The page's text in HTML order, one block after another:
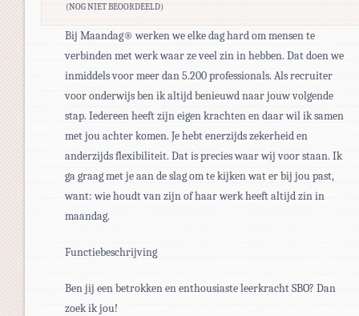
(NOG NIET BEOORDEELD)
Bij Maandag® werken we elke dag hard om mensen te
verbinden met werk waar ze veel zin in hebben. Dat doen we
inmiddels voor meer dan 5.200 professionals. Als recruiter
voor onderwijs ben ik altijd benieuwd naar jouw volgende
stap. Iedereen heeft zijn eigen krachten en daar wil ik samen
met jou achter komen. Je hebt enerzijds zekerheid en
anderzijds flexibiliteit. Dat is precies waar wij voor staan. Ik
ga graag met je aan de slag om te kijken wat er bij jou past,
want: wie houdt van zijn of haar werk heeft altijd zin in
maandag.
Functiebeschrijving
Ben jij een betrokken en enthousiaste leerkracht SBO? Dan
zoek ik jou!